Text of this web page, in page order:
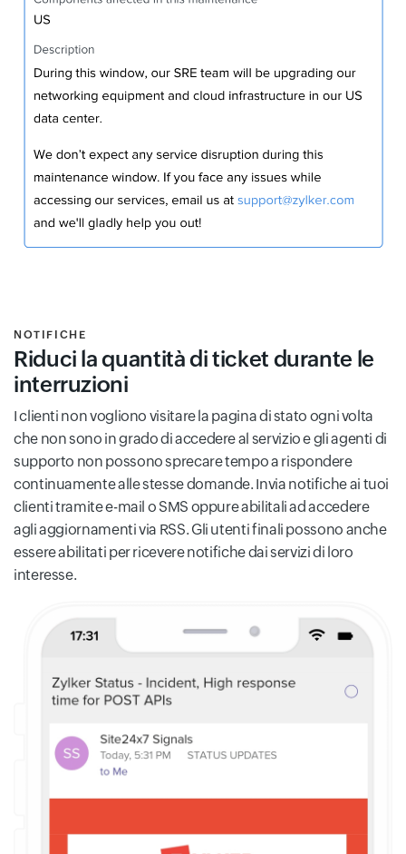
NOTIFICHE
Riduci la quantità di ticket durante le
interruzioni
I clienti non vogliono visitare la pagina di stato ogni volta
che non sono in grado di accedere al servizio e gli agenti di
supporto non possono sprecare tempo a rispondere
continuamente alle stesse domande. Invia notifiche ai tuoi
clienti tramite e-mail o SMS oppure abilitali ad accedere
agli aggiornamenti via RSS. Gli utenti finali possono anche
essere abilitati per ricevere notifiche dai servizi di loro
interesse.